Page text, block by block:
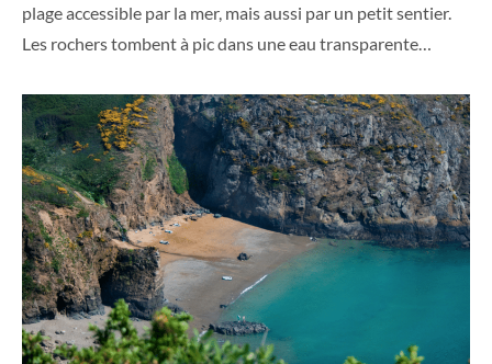
plage accessible par la mer, mais aussi par un petit sentier.
Les rochers tombent à pic dans une eau transparente…